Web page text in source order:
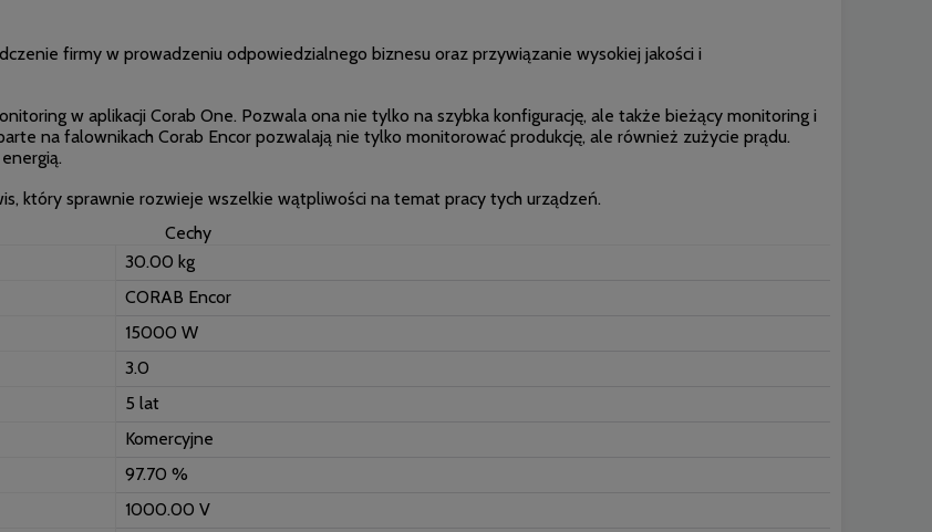
firmy w prowadzeniu odpowiedzialnego biznesu oraz przywiązanie wysokiej jakości i
w aplikacji Corab One. Pozwala ona nie tylko na szybka konfigurację, ale także bieżący monitoring i
na falownikach Corab Encor pozwalają nie tylko monitorować produkcję, ale również zużycie prądu.
który sprawnie rozwieje wszelkie wątpliwości na temat pracy tych urządzeń.
Cechy
30.00 kg
CORAB Encor
15000 W
3.0
5 lat
Komercyjne
97.70 %
1000.00 V